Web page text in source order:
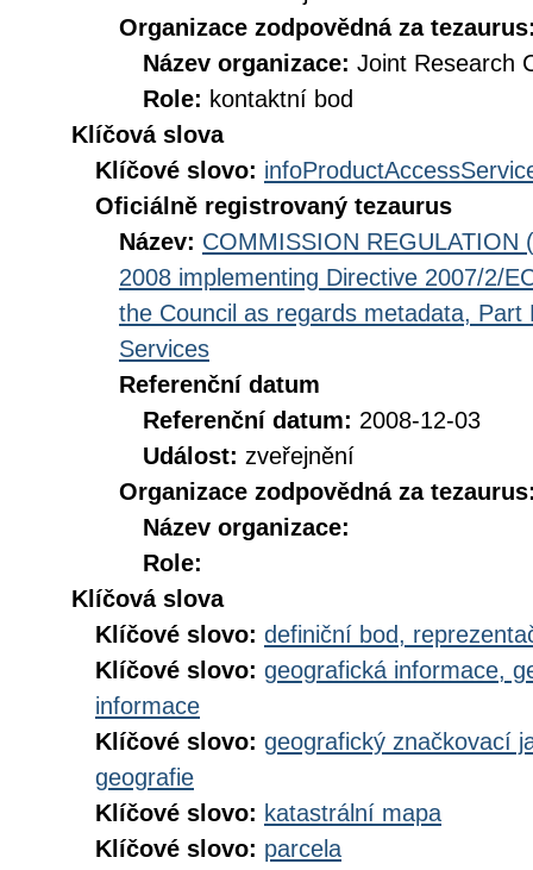
Organizace zodpovědná za
Název organizace: Joint Research
Role: kontaktní bod
Klíčová slova
Klíčové slovo:
Oficiálně registrovaný tezaurus
Název: COMMISSION REGULATION
2008 implementing Directive 2007/2/
the Council as regards metadata,
Services
Referenční datum
Referenční datum: 2008-12-03
Událost: zveřejnění
Organizace zodpovědná za
Název organizace:
Role:
Klíčová slova
Klíčové slovo: definiční bod,
Klíčové slovo: geografická informace,
informace
Klíčové slovo: geografický značkovací
geografie
Klíčové slovo: katastrální mapa
Klíčové slovo: parcela